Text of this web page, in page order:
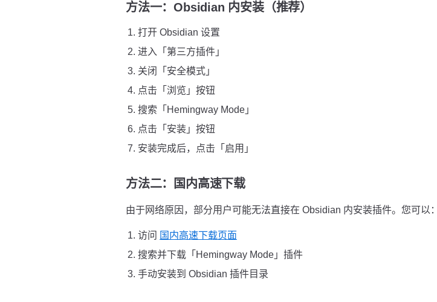
方法一：Obsidian 内安装（推荐）
打开 Obsidian 设置
进入「第三方插件」
关闭「安全模式」
点击「浏览」按钮
搜索「Hemingway Mode」
点击「安装」按钮
安装完成后，点击「启用」
方法二：国内高速下载
由于网络原因，部分用户可能无法直接在 Obsidian 内安装插件。您可以：
访问 国内高速下载页面
搜索并下载「Hemingway Mode」插件
手动安装到 Obsidian 插件目录